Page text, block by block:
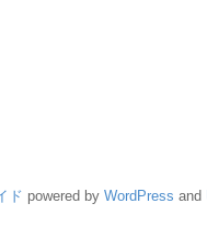
ド powered by WordPress and